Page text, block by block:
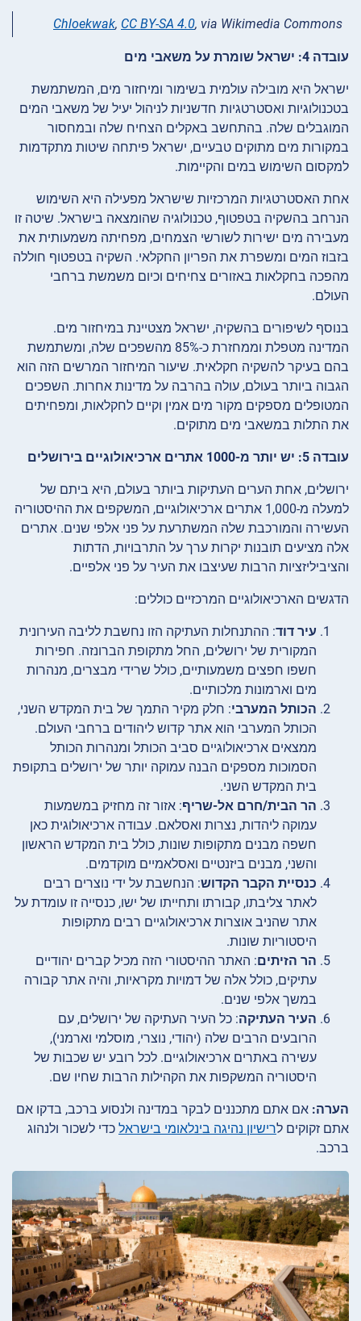
Chloekwak, CC BY-SA 4.0, via Wikimedia Commons
עובדה 4: ישראל שומרת על משאבי מים
ישראל היא מובילה עולמית בשימור ומיחזור מים, המשתמשת
בטכנולוגיות ואסטרטגיות חדשניות לניהול יעיל של משאבי המים
המוגבלים שלה. בהתחשב באקלים הצחיח שלה ובמחסור
במקורות מים מתוקים טבעיים, ישראל פיתחה שיטות מתקדמות
למקסום השימוש במים והקיימות.
אחת האסטרטגיות המרכזיות שישראל מפעילה היא השימוש
הנרחב בהשקיה בטפטוף, טכנולוגיה שהומצאה בישראל. שיטה זו
מעבירה מים ישירות לשורשי הצמחים, מפחיתה משמעותית את
בזבוז המים ומשפרת את הפריון החקלאי. השקיה בטפטוף חוללה
מהפכה בחקלאות באזורים צחיחים וכיום משמשת ברחבי
העולם.
בנוסף לשיפורים בהשקיה, ישראל מצטיינת במיחזור מים.
המדינה מטפלת וממחזרת כ-85% מהשפכים שלה, ומשתמשת
בהם בעיקר להשקיה חקלאית. שיעור המיחזור המרשים הזה הוא
הגבוה ביותר בעולם, עולה בהרבה על מדינות אחרות. השפכים
המטופלים מספקים מקור מים אמין וקיים לחקלאות, ומפחיתים
את התלות במשאבי מים מתוקים.
עובדה 5: יש יותר מ-1000 אתרים ארכיאולוגיים בירושלים
ירושלים, אחת הערים העתיקות ביותר בעולם, היא ביתם של
למעלה מ-1,000 אתרים ארכיאולוגיים, המשקפים את ההיסטוריה
העשירה והמורכבת שלה המשתרעת על פני אלפי שנים. אתרים
אלה מציעים תובנות יקרות ערך על התרבויות, הדתות
והציביליזציות הרבות שעיצבו את העיר על פני אלפיים.
הדגשים הארכיאולוגיים המרכזיים כוללים:
עיר דוד: ההתנחלות העתיקה הזו נחשבת לליבה העירונית
המקורית של ירושלים, החל מתקופת הברונזה. חפירות
חשפו חפצים משמעותיים, כולל שרידי מבצרים, מנהרות
מים וארמונות מלכותיים.
הכותל המערבי: חלק מקיר התמך של בית המקדש השני,
הכותל המערבי הוא אתר קדוש ליהודים ברחבי העולם.
ממצאים ארכיאולוגיים סביב הכותל ומנהרות הכותל
הסמוכות מספקים הבנה עמוקה יותר של ירושלים בתקופת
בית המקדש השני.
הר הבית/חרם אל-שריף: אזור זה מחזיק במשמעות
עמוקה ליהדות, נצרות ואסלאם. עבודה ארכיאולוגית כאן
חשפה מבנים מתקופות שונות, כולל בית המקדש הראשון
והשני, מבנים ביזנטיים ואסלאמיים מוקדמים.
כנסיית הקבר הקדוש: הנחשבת על ידי נוצרים רבים
לאתר צליבתו, קבורתו ותחייתו של ישו, כנסייה זו עומדת על
אתר שהניב אוצרות ארכיאולוגיים רבים מתקופות
היסטוריות שונות.
הר הזיתים: האתר ההיסטורי הזה מכיל קברים יהודיים
עתיקים, כולל אלה של דמויות מקראיות, והיה אתר קבורה
במשך אלפי שנים.
העיר העתיקה: כל העיר העתיקה של ירושלים, עם
הרובעים הרבים שלה (יהודי, נוצרי, מוסלמי וארמני),
עשירה באתרים ארכיאולוגיים. לכל רובע יש שכבות של
היסטוריה המשקפות את הקהילות הרבות שחיו שם.
הערה: אם אתם מתכננים לבקר במדינה ולנסוע ברכב, בדקו אם
אתם זקוקים לרישיון נהיגה בינלאומי בישראל כדי לשכור ולנהוג
ברכב.